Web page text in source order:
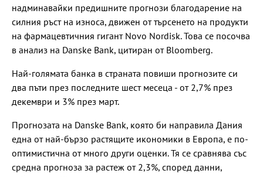
надминавайки предишните прогнози благодарение на
силния ръст на износа, движен от търсенето на продукти
на фармацевтичния гигант Novo Nordisk. Това се посочва
в анализ на Danske Bank, цитиран от Bloomberg.
Най-голямата банка в страната повиши прогнозите си
два пъти през последните шест месеца - от 2,7% през
декември и 3% през март.
Прогнозата на Danske Bank, която би направила Дания
една от най-бързо растящите икономики в Европа, е по-
оптимистична от много други оценки. Тя се сравнява със
средна прогноза за растеж от 2,3%, според данни,